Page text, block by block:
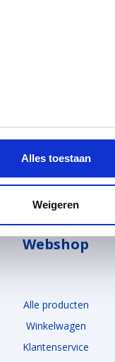
Alles toestaan
Weigeren
Algemene voorwaarden
Cookie instellingen
Privacyverklaring
Cookieverklaring
Webshop
Alle producten
Winkelwagen
Klantenservice